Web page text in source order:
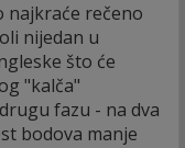
najkraće rečeno
nijedan u
što će
"kalča"
fazu - na dva
bodova manje